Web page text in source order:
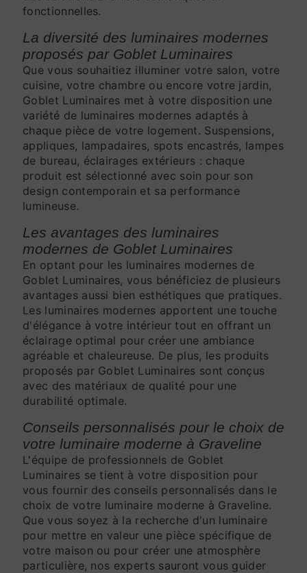
fonctionnelles.
La diversité des luminaires modernes
proposés par Goblet Luminaires
Que vous souhaitiez illuminer votre salon, votre
cuisine, votre chambre ou encore votre jardin,
Goblet Luminaires met à votre disposition une
variété de luminaires modernes adaptés à
chaque pièce de votre logement. Suspensions,
appliques, lampadaires, spots encastrés, lampes
de bureau, éclairages extérieurs : chaque
produit est sélectionné avec soin pour son
design contemporain et sa performance
lumineuse.
Les avantages des luminaires
modernes de Goblet Luminaires
En optant pour les luminaires modernes de
Goblet Luminaires, vous bénéficiez de plusieurs
avantages aussi bien esthétiques que pratiques.
Les luminaires modernes apportent une touche
d'élégance à votre intérieur tout en offrant un
éclairage optimal pour créer une ambiance
agréable et chaleureuse. De plus, les produits
proposés par Goblet Luminaires sont conçus
avec des matériaux de qualité pour une
durabilité optimale.
Conseils personnalisés pour le choix de
votre luminaire moderne à Graveline
L'équipe de professionnels de Goblet
Luminaires se tient à votre disposition pour
vous fournir des conseils personnalisés dans le
choix de votre luminaire moderne à Graveline.
Que vous soyez à la recherche d'un luminaire
pour mettre en valeur une pièce spécifique de
votre maison ou pour créer une atmosphère
particulière, nos experts sauront vous guider